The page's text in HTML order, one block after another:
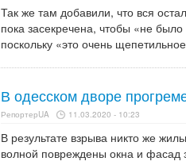
Так же там добавили, что вся
пока засекречена, чтобы «не
поскольку «это очень
В одесском дворе
РепортерUA 11.03.2020 - 10:23
В результате взрыва никто же
волной повреждены окна и фасад